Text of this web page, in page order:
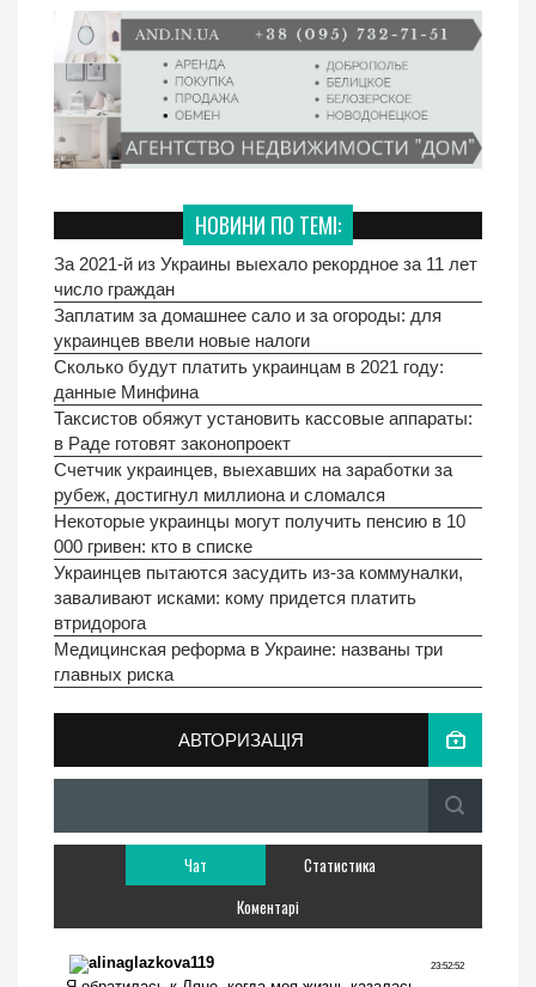
НОВИНИ ПО ТЕМІ:
За 2021-й из Украины выехало рекордное за 11 лет
число граждан
Заплатим за домашнее сало и за огороды: для
украинцев ввели новые налоги
Сколько будут платить украинцам в 2021 году:
данные Минфина
Таксистов обяжут установить кассовые аппараты:
в Раде готовят законопроект
Счетчик украинцев, выехавших на заработки за
рубеж, достигнул миллиона и сломался
Некоторые украинцы могут получить пенсию в 10
000 гривен: кто в списке
Украинцев пытаются засудить из-за коммуналки,
заваливают исками: кому придется платить
втридорога
Медицинская реформа в Украине: названы три
главных риска
АВТОРИЗАЦІЯ
Чат
Статистика
Коментарі